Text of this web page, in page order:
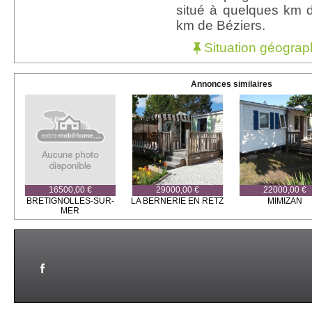
situé à quelques km
km de Béziers.
Situation
Annonces similaires
16500,00 €
BRETIGNOLLES-SUR-
MER
29000,00 €
LA BERNERIE EN RETZ
22000,00 €
MIMIZAN